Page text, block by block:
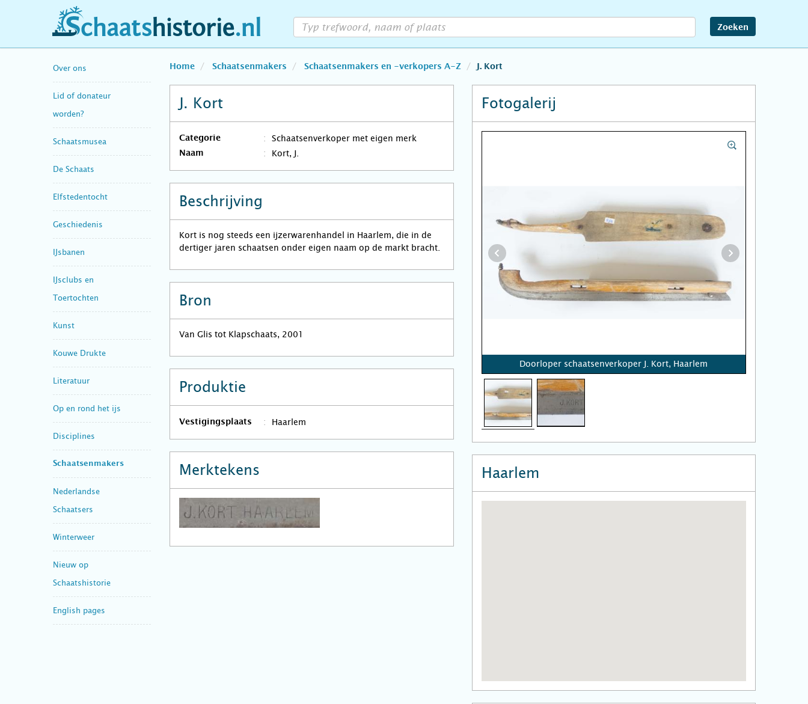
schaatshistorie.nl Zoeken
Over ons
Lid of donateur
worden?
Schaatsmusea
De Schaats
Elfstedentocht
Geschiedenis
IJsbanen
IJsclubs en
Toertochten
Kunst
Kouwe Drukte
Literatuur
Op en rond het ijs
Disciplines
Schaatsenmakers
Nederlandse
Schaatsers
Winterweer
Nieuw op
Schaatshistorie
English pages
Home Schaatsenmakers Schaatsenmakers en -verkopers A-Z J. Kort
J. Kort
Categorie Schaatsenverkoper met eigen merk
Naam Kort, J.
Beschrijving
Kort is nog steeds een ijzerwarenhandel in Haarlem, die in de
dertiger jaren schaatsen onder eigen naam op de markt bracht.
Bron
Van Glis tot Klapschaats, 2001
Produktie
Vestigingsplaats Haarlem
Merktekens
Fotogalerij
Doorloper schaatsenverkoper J. Kort, Haarlem
Haarlem